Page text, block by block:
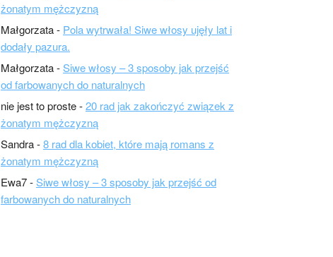
żonatym mężczyzną
Małgorzata- Pola wytrwała! Siwe włosy ujęły lat i
dodały pazura.
Małgorzata-Siwe włosy – 3 sposoby jak przejść
od farbowanych do naturalnych
nie jest to proste-20 rad jak zakończyć związek z
żonatym mężczyzną
Sandra-8 rad dla kobiet, które mają romans z
żonatym mężczyzną
Ewa7-Siwe włosy – 3 sposoby jak przejść od
farbowanych do naturalnych